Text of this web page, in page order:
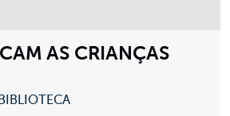
AS CRIANÇAS